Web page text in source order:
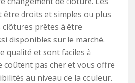
être droits et simples ou plus
clôtures prêtes à être
disponibles sur le marché.
qualité et sont faciles à
coûtent pas cher et vous offre
au niveau de la couleur.